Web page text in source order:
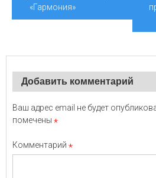
записям
«Гармония»
Добавить комментарий
Ваш адрес email не будет
помечены *
Комментарий *